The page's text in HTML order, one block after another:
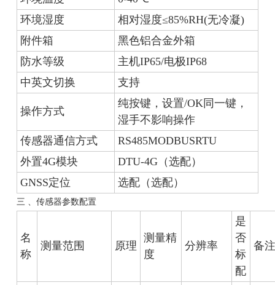
环境湿度
相对湿度≤85%RH(无冷凝)
附件箱
黑色铝合金外箱
防水等级
主机IP65/电极IP68
中英文切换
支持
操作方式
纯按键，设置/OK同一键，
湿手不影响操作
传感器通信方式
RS485MODBUSRTU
外置4G模块
DTU-4G（选配）
GNSS定位
选配（选配）
三 、传感器参数配置
名
称
测量范围 原理
测量精
度
分辨率
是
否
标
配
备注